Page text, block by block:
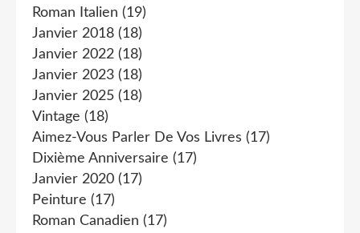
Roman Italien (19)
Janvier 2018 (18)
Janvier 2022 (18)
Janvier 2023 (18)
Janvier 2025 (18)
Vintage (18)
Aimez-Vous Parler De Vos Livres (17)
Dixième Anniversaire (17)
Janvier 2020 (17)
Peinture (17)
Roman Canadien (17)